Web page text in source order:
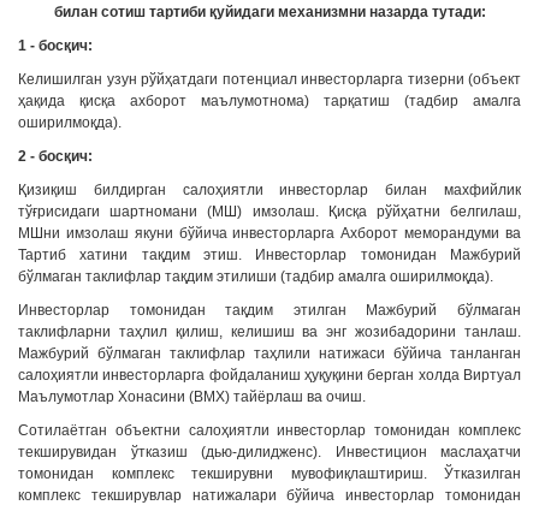
билан сотиш тартиби қуйидаги механизмни назарда тутади:
1 - босқич:
Келишилган узун рўйҳатдаги потенциал инвесторларга тизерни (объект
ҳақида қисқа ахборот маълумотнома) тарқатиш (тадбир амалга
оширилмоқда).
2 - босқич:
Қизиқиш билдирган салоҳиятли инвесторлар билан махфийлик
тўғрисидаги шартномани (МШ) имзолаш. Қисқа рўйҳатни белгилаш,
МШни имзолаш якуни бўйича инвесторларга Ахборот меморандуми ва
Тартиб хатини тақдим этиш. Инвесторлар томонидан Мажбурий
бўлмаган таклифлар тақдим этилиши (тадбир амалга оширилмоқда).
Инвесторлар томонидан тақдим этилган Мажбурий бўлмаган
таклифларни таҳлил қилиш, келишиш ва энг жозибадорини танлаш.
Мажбурий бўлмаган таклифлар таҳлили натижаси бўйича танланган
салоҳиятли инвесторларга фойдаланиш ҳуқуқини берган холда Виртуал
Маълумотлар Хонасини (ВМХ) тайёрлаш ва очиш.
Сотилаётган объектни салоҳиятли инвесторлар томонидан комплекс
текширувидан ўтказиш (дью-дилидженс). Инвестицион маслаҳатчи
томонидан комплекс текширувни мувофиқлаштириш. Ўтказилган
комплекс текширувлар натижалари бўйича инвесторлар томонидан